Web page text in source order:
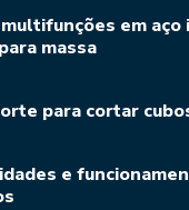
multifunções em
massa
para cortar
e